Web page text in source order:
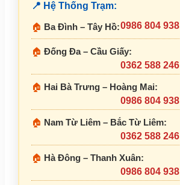
📍 Hệ Thống Trạm:
🏠 Ba Đình – Tây Hồ:0986 804 938
🏠 Đống Đa – Cầu Giấy:
0362 588 246
🏠 Hai Bà Trưng – Hoàng Mai:
0986 804 938
🏠 Nam Từ Liêm – Bắc Từ Liêm:
0362 588 246
🏠 Hà Đông – Thanh Xuân:
0986 804 938